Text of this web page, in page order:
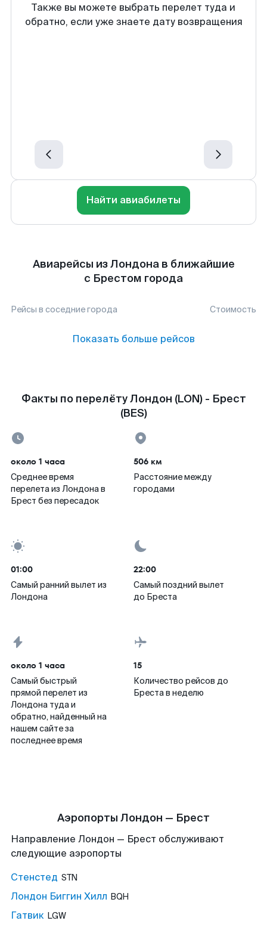
Также вы можете выбрать перелет туда и
обратно, если уже знаете дату возвращения
Найти авиабилеты
Авиарейсы из Лондона в ближайшие
с Брестом города
Рейсы в соседние города Стоимость
Показать больше рейсов
Факты по перелёту Лондон (LON) - Брест
(BES)
около 1 часа
Среднее время
перелета из Лондона в
Брест без пересадок
506 км
Расстояние между
городами
01:00
Самый ранний вылет из
Лондона
22:00
Самый поздний вылет
до Бреста
около 1 часа
Самый быстрый
прямой перелет из
Лондона туда и
обратно, найденный на
нашем сайте за
последнее время
15
Количество рейсов до
Бреста в неделю
Аэропорты Лондон — Брест
Направление Лондон — Брест обслуживают
следующие аэропорты
Стенстед STN
Лондон Биггин Хилл BQH
Гатвик LGW